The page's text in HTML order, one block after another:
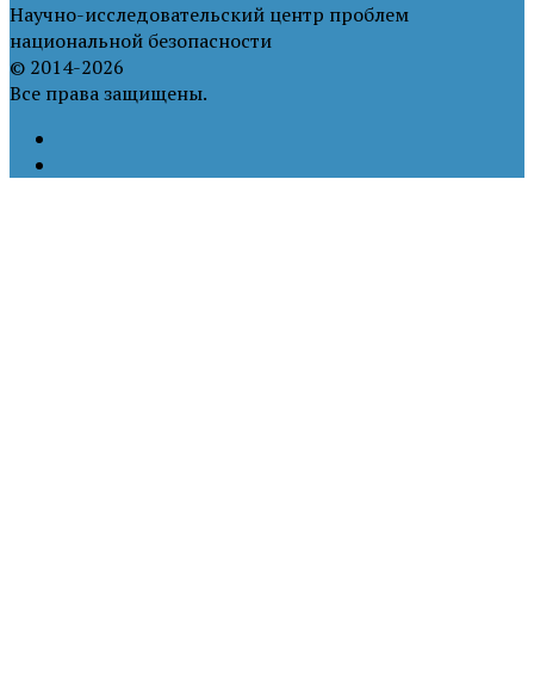
Научно-исследовательский центр проблем
национальной безопасности
© 2014-2026
Все права защищены.